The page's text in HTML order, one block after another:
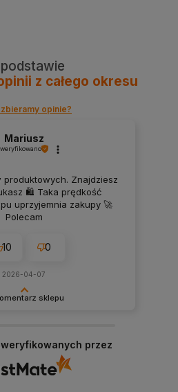
z całego okresu
opinie?
sklepu
oraz szybkie działanie
To dla nas
online były
Mariusz
produktowych. Znajdziesz
🛍️ Taka prędkość
uprzyjemnia zakupy 🚀
Polecam
10 0
2026-04-07
przez